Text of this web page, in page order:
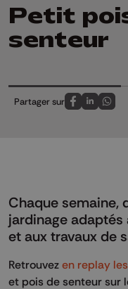
Petit
senteur
Partager sur
Partagez sur
Partagez
Chaque semaine,
jardinage
et aux travaux de
Retrouvez en replay
et pois de senteur sur